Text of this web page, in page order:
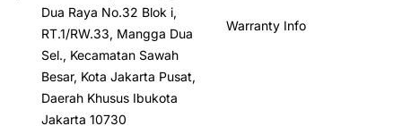
Dua Raya No.32 Blok i,
RT.1/RW.33, Mangga Dua
Sel., Kecamatan Sawah
Besar, Kota Jakarta Pusat,
Daerah Khusus Ibukota
Jakarta 10730
Warranty Info